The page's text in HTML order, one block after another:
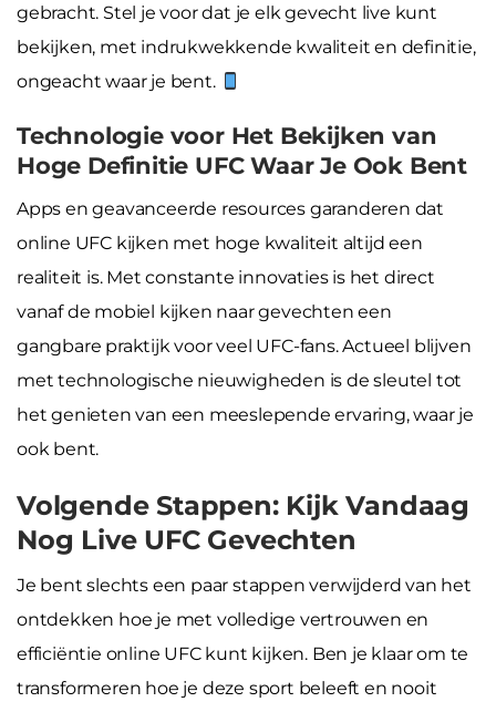
gebracht. Stel je voor dat je elk gevecht live kunt
bekijken, met indrukwekkende kwaliteit en definitie,
ongeacht waar je bent.
Technologie voor Het Bekijken van
Hoge Definitie UFC Waar Je Ook Bent
Apps en geavanceerde resources garanderen dat
online UFC kijken met hoge kwaliteit altijd een
realiteit is. Met constante innovaties is het direct
vanaf de mobiel kijken naar gevechten een
gangbare praktijk voor veel UFC-fans. Actueel blijven
met technologische nieuwigheden is de sleutel tot
het genieten van een meeslepende ervaring, waar je
ook bent.
Volgende Stappen: Kijk Vandaag
Nog Live UFC Gevechten
Je bent slechts een paar stappen verwijderd van het
ontdekken hoe je met volledige vertrouwen en
efficiëntie online UFC kunt kijken. Ben je klaar om te
transformeren hoe je deze sport beleeft en nooit